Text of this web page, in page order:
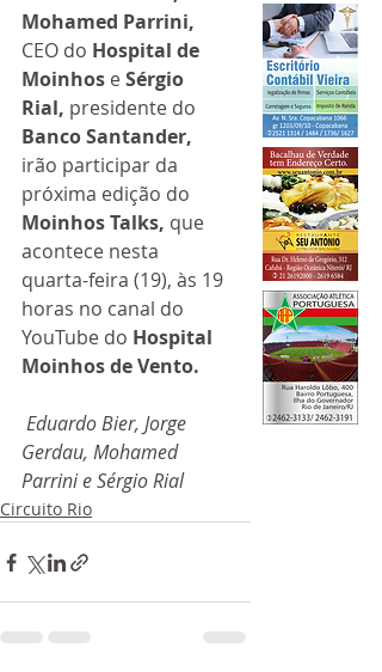
Mohamed Parrini,
CEO do Hospital de
Moinhos e Sérgio
Rial, presidente do
Banco Santander,
irão participar da
próxima edição do
Moinhos Talks, que
acontece nesta
quarta-feira (19), às 19
horas no canal do
YouTube do Hospital
Moinhos de Vento.
Eduardo Bier, Jorge
Gerdau, Mohamed
Parrini e Sérgio Rial
Circuito Rio